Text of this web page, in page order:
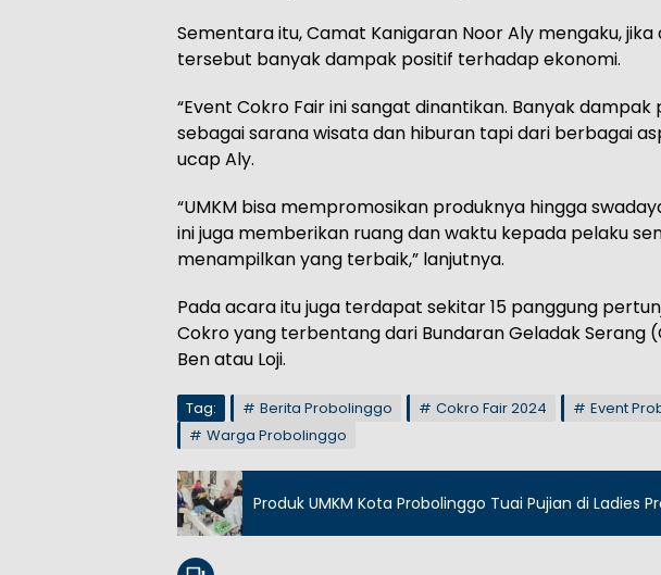
Sementara itu, Camat Kanigaran Noor Aly mengaku,
tersebut banyak dampak positif terhadap ekonomi.
“Event Cokro Fair ini sangat dinantikan. Banyak
sebagai sarana wisata dan hiburan tapi dari berbagai
ucap Aly.
“UMKM bisa mempromosikan produknya hingga
ini juga memberikan ruang dan waktu kepada pelaku
menampilkan yang terbaik,” lanjutnya.
Pada acara itu juga terdapat sekitar 15 panggung
Cokro yang terbentang dari Bundaran Geladak Serang
Ben atau Loji.
Tag: Berita Probolinggo Cokro Fair 2024 Event
Warga Probolinggo
Produk UMKM Kota Probolinggo Tuai Pujian di Ladies